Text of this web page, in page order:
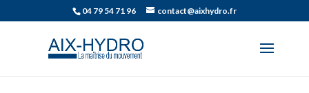
04 79 54 71 96 contact@aixhydro.fr